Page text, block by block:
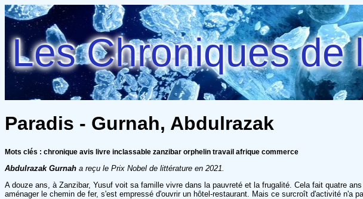
Les Chroniques de
Paradis - Gurnah, Abdulrazak
Mots clés : chronique avis livre inclassable zanzibar orphelin travail afrique commerce
Abdulrazak Gurnah a reçu le Prix Nobel de littérature en 2021.
A douze ans, à Zanzibar, Yusuf voit sa famille vivre dans la pauvreté et la frugalité. Cela fait quatre
aménager le chemin de fer, s'est empressé d'ouvrir un hôtel-restaurant. Mais ce surcroît d'activité n'a